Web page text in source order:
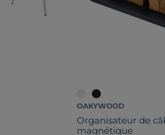
OAKYWOOD
Organisateur de
magnétique